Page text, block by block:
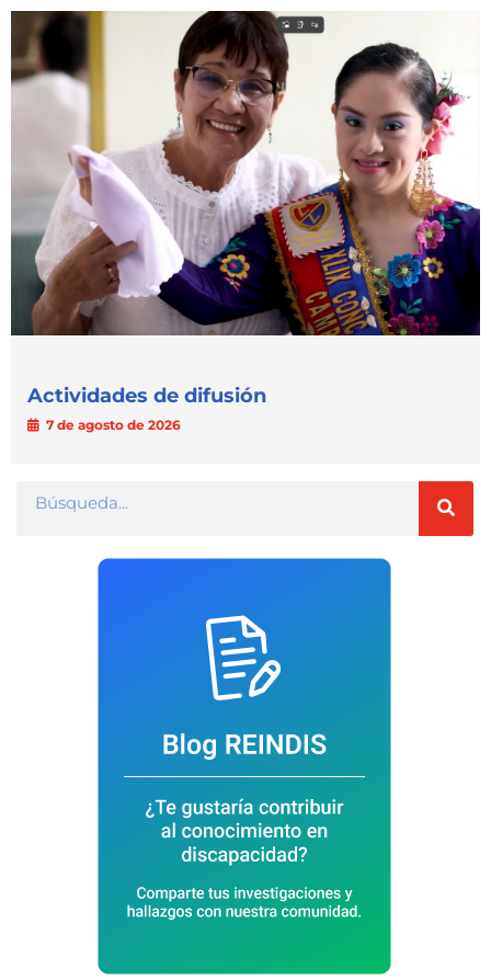
Actividades de difusión
7 de agosto de 2026